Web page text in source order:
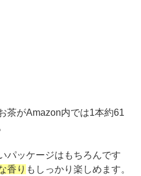
茶がAmazon内では1本約61
パッケージはもちろんです
香り もしっかり楽しめます。